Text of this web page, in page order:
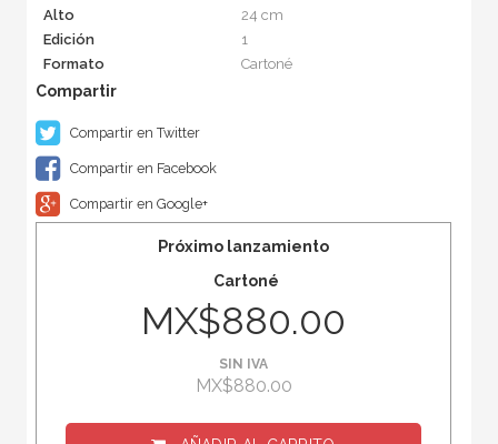
Alto
24 cm
Edición
1
Formato
Cartoné
Compartir en Twitter
Compartir en Facebook
Compartir en Google+
Próximo lanzamiento
Cartoné
MX$880.00
SIN IVA
MX$880.00